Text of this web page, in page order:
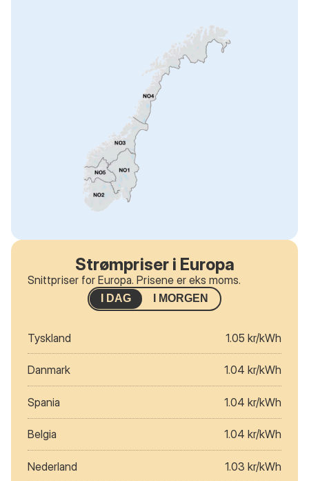
Strømpriser i Europa
Snittpriser for Europa. Prisene er eks moms.
I DAG I MORGEN
Tyskland 1.05 kr/kWh
Danmark 1.04 kr/kWh
Spania 1.04 kr/kWh
Belgia 1.04 kr/kWh
Nederland 1.03 kr/kWh